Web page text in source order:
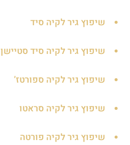
שיפוץ גיר לקיה סיד
שיפוץ גיר לקיה סיד סטיישן SW
שיפוץ גיר לקיה ספורטז’
שיפוץ גיר לקיה סראטו
שיפוץ גיר לקיה פורטה